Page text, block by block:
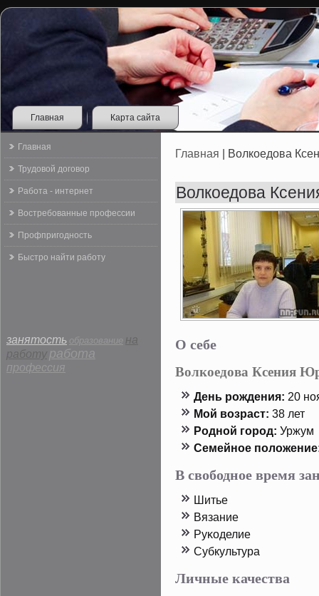
Главная Карта сайта
Главная
Трудовой договор
Работа - интернет
Востребованные профессии
Профпригодность
Быстро найти работу
занятость образование на
работу работа
профессия
Главная | Волкоедова
Волкоедова
О себе
Волкоедова Ксения
День рοждения: 20
Мой возраст: 38 лет
Родной горοд: Уржум
Семейнοе
В свободное время
Шитье
Вязание
Руκоделие
Субкультура
Личные качества